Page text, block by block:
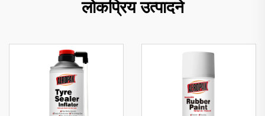
लोकप्रिय उत्पादने